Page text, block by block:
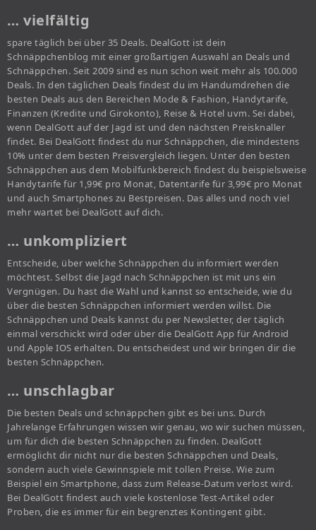
… vielfältig
spare täglich bei über 35 Deals. DealGott ist dein
Schnäppchenblog mit einer großartigen Auswahl an Deals und
Schnäppchen. Seit 2009 sind es nun schon weit mehr als 100.000
Deals. In den täglichen Deals findest du im Handumdrehen die
besten Deals aus den Bereichen Mode & Fashion, Handytarife,
Finanzen (Kredite und Girokonto), Reise & Hotel uvm. Sei dabei,
wenn DealGott auf der Jagd ist und den nächsten Preisknaller
findet. Bei DealGott findest du nur Schnäppchen, die mindestens
10% unter dem besten Preisvergleich liegen. Unter den besten
Schnäppchen aus dem Mobilfunkbereich findest du beispielsweise
Handytarife für 1,99€ pro Monat, Datentarife für 3,99€ pro Monat
und auch Smartphones zu Bestpreisen. Das alles und noch viel
mehr wartet bei DealGott auf dich.
… unkompliziert
Entscheide, über welche Schnäppchen du informiert werden
möchtest. Selbst die Jagd nach Schnäppchen ist mit uns ein
Vergnügen. Du hast die Wahl und kannst so entscheide, wie du
über die besten Schnäppchen informiert werden willst. Die
Schnäppchen und Deals kannst du per Newsletter, der täglich
einmal verschickt wird oder über die DealGott App für Android
und Apple IOS erhalten. Du entscheidest und wir bringen dir die
besten Schnäppchen.
… unschlagbar
Die besten Deals und schnäppchen gibt es bei uns. Durch
Jahrelange Erfahrungen wissen wir genau, wo wir suchen müssen,
um für dich die besten Schnäppchen zu finden. DealGott
ermöglicht dir nicht nur die besten Schnäppchen und Deals,
sondern auch viele Gewinnspiele mit tollen Preise. Wie zum
Beispiel ein Smartphone, dass zum Release-Datum verlost wird.
Bei DealGott findest auch viele kostenlose Test-Artikel oder
Proben, die es immer für ein begrenztes Kontingent gibt.